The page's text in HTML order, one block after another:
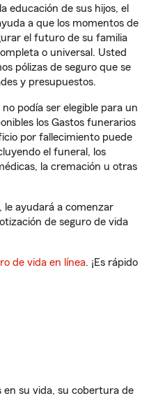
educación de sus hijos, el
a que los momentos de
el futuro de su familia
o universal. Usted
pólizas de seguro que se
y presupuestos.
podía ser elegible para un
los Gastos funerarios
por fallecimiento puede
el funeral, los
la cremación u otras
le ayudará a comenzar
de seguro de vida
de vida en línea. ¡Es rápido
su vida, su cobertura de